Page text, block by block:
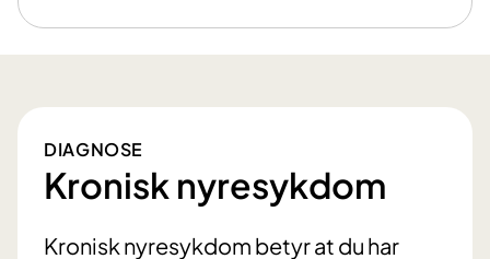
DIAGNOSE
Kronisk nyresykdom
Kronisk nyresykdom betyr at du har